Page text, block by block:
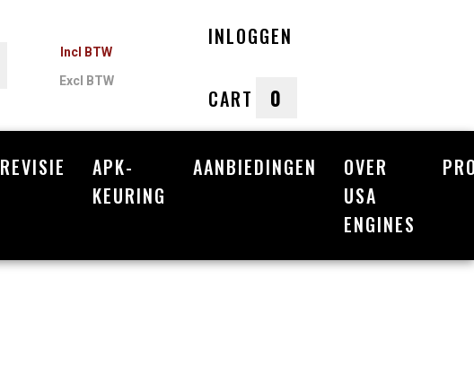
Incl BTW
Excl BTW
INLOGGEN
CART 0
Winkelwagen
REVISIE
APK-
KEURING
AANBIEDINGEN
OVER
USA
ENGINES